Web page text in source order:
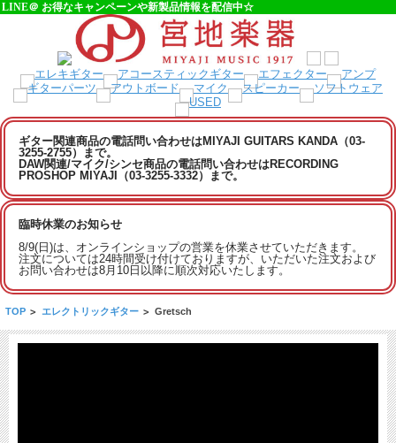
LINE＠ お得なキャンペーンや新製品情報を配信中☆
ギター関連商品の電話問い合わせはMIYAJI GUITARS KANDA（03-
3255-2755）まで。
DAW関連/マイク/シンセ商品の電話問い合わせはRECORDING
PROSHOP MIYAJI（03-3255-3332）まで。
臨時休業のお知らせ
8/9(日)は、オンラインショップの営業を休業させていただきます。
注文については24時間受け付けておりますが、いただいた注文および
お問い合わせは8月10日以降に順次対応いたします。
TOP > エレクトリックギター > Gretsch